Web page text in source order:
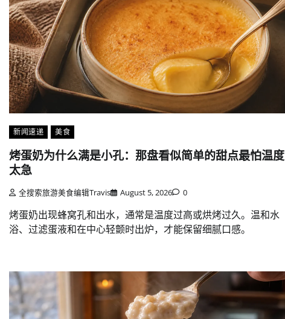
新闻速递 美食
烤蛋奶为什么满是小孔：那盘看似简单的甜点最怕温度
太急
全搜索旅游美食编辑Travis August 5, 2026 0
烤蛋奶出现蜂窝孔和出水，通常是温度过高或烘烤过久。温和水
浴、过滤蛋液和在中心轻颤时出炉，才能保留细腻口感。